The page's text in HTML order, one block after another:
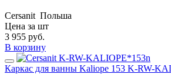
Cersanit Польша
Цена за шт
3 955 руб.
В корзину
Каркас для ванны Kaliope 153 K-RW-